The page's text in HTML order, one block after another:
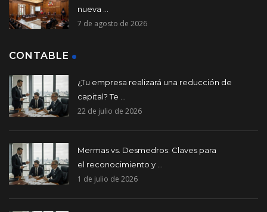
nueva ...
7 de agosto de 2026
CONTABLE
¿Tu empresa realizará una reducción de
capital? Te ...
22 de julio de 2026
Mermas vs. Desmedros: Claves para
el reconocimiento y ...
1 de julio de 2026